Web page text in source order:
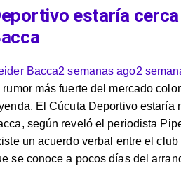
estaría
Bacca2 semanas ago2
rumor más fuerte del mercado
El Cúcuta Deportivo estaría
según reveló el periodista
un acuerdo verbal entre el
se conoce a pocos días del